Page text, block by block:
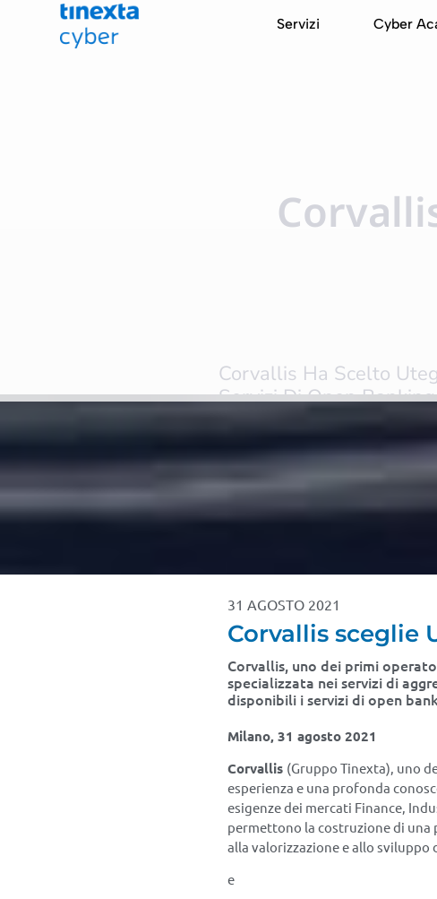
Servizi Cyber
Corvallis Ha Scelto
Servizi Di Open
31 AGOSTO 2021
Corvallis sceglie
Corvallis, uno dei primi
specializzata nei servizi di
disponibili i servizi di open
Milano, 31 agosto 2021
Corvallis (Gruppo Tinexta), uno
esperienza e una profonda
esigenze dei mercati Finance,
permettono la costruzione di una
alla valorizzazione e allo sviluppo
e